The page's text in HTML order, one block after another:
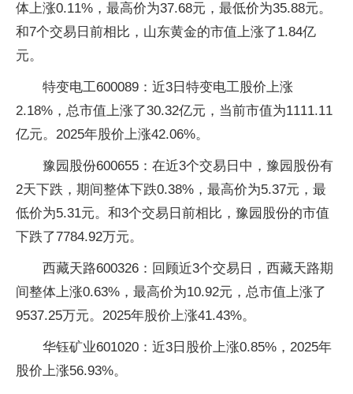
体上涨0.11%，最高价为37.68元，最低价为35.88元。
和7个交易日前相比，山东黄金的市值上涨了1.84亿
元。
特变电工600089：近3日特变电工股价上涨
2.18%，总市值上涨了30.32亿元，当前市值为1111.11
亿元。2025年股价上涨42.06%。
豫园股份600655：在近3个交易日中，豫园股份有
2天下跌，期间整体下跌0.38%，最高价为5.37元，最
低价为5.31元。和3个交易日前相比，豫园股份的市值
下跌了7784.92万元。
西藏天路600326：回顾近3个交易日，西藏天路期
间整体上涨0.63%，最高价为10.92元，总市值上涨了
9537.25万元。2025年股价上涨41.43%。
华钰矿业601020：近3日股价上涨0.85%，2025年
股价上涨56.93%。